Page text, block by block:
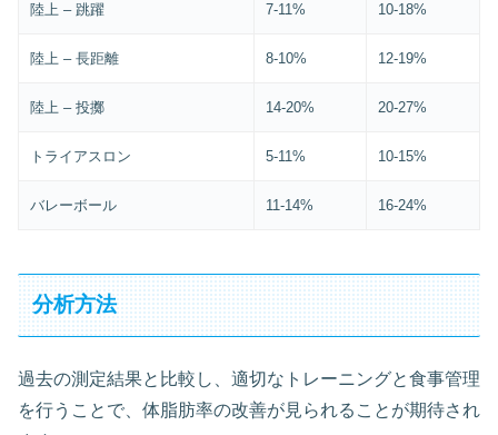
陸上 – 跳躍 7-11% 10-18%
陸上 – 長距離 8-10% 12-19%
陸上 – 投擲 14-20% 20-27%
トライアスロン 5-11% 10-15%
バレーボール 11-14% 16-24%
分析方法
過去の測定結果と比較し、適切なトレーニングと食事管理
を行うことで、体脂肪率の改善が見られることが期待され